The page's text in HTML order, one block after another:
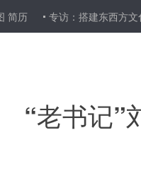
专访：搭建东西方文化理解互
“老书记”